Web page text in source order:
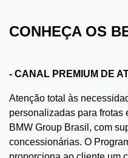
CONHEÇA OS
- CANAL PREMIUM DE
Atenção total às
personalizadas para frotas
BMW Group Brasil, com
concessionárias. O